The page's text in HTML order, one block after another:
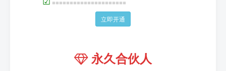
=====================
立即开通
永久合伙人